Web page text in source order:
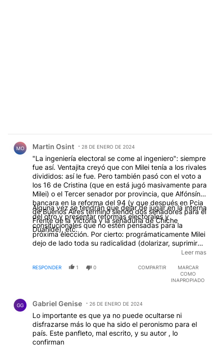
MO Martin Osint 28 DE ENERO DE 2024
"La ingeniería electoral se come al ingeniero": siempre
fue así. Ventajita creyó que con Milei tenía a los rivales
divididos: así le fue. Pero también pasó con el voto a
los 16 de Cristina (que en está jugó masivamente para
Milei) o el Tercer senador por provincia, que Alfónsín
bancara en la reforma del 94 (y que después en Pcia
de Buenos Aires terminó siendo dos senadores para el
Frente de la Victoria y la senaduría de Chiche
Duahlde), etc.
Alguna vez se tendrán que dejar de jugar en la interna
del otro y presentar reformas electorales y
consitucionales que no estén pensadas para la
próxima elección. Por cierto: prográmaticamente Milei
dejo de lado toda su radicalidad (dolarizar, suprimir
Banco Central, suprimir retenciones) y está aplicando
fracaso (devaluación-aumento de impuestos) lo único
positivo es cierta supresión de cargos innecesarios y
incógnita pero su programa de gobierno fue el
"nacional y popular" de siempre: plan platita, viendo
el índice de inflación se ven los resultados.
EDITADO
Leer mas
RESPONDER 1 0 COMPARTIR
MARCAR
COMO
INAPROPIADO
GG Gabriel Genise 26 DE ENERO DE 2024
Lo importante es que ya no puede ocultarse ni
disfrazarse más lo que ha sido el peronismo para el
país. Este panfleto, mal escrito, y su autor , lo
confirman